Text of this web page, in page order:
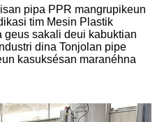
pipa PPR mangrupikeun
tim Mesin Plastik
sakali deui kabuktian
dina Tonjolan pipe
kasuksésan maranéhna